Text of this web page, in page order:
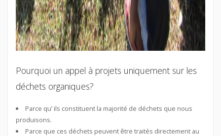
Pourquoi un appel à projets uniquement sur les
déchets organiques?
Parce qu’ ils constituent la majorité de déchets que nous
produisons.
Parce que ces déchets peuvent être traités directement au